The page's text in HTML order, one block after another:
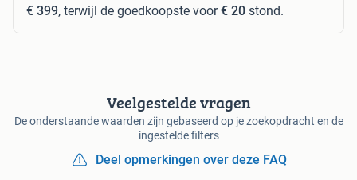
€ 399, terwijl de goedkoopste voor€ 20 stond.
Veelgestelde vragen
De onderstaande waarden zijn gebaseerd op je zoekopdracht en de
ingestelde filters
Deel opmerkingen over deze FAQ